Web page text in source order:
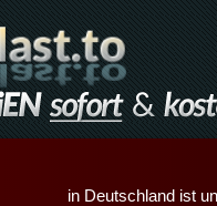
in Deutschland ist